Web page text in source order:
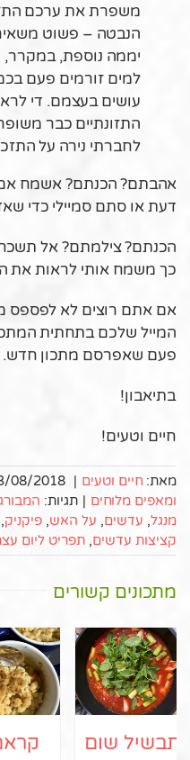
משפרת את ערכם
הנבטה – פשוט
יממה נוספת,
למים זורמים פעם
עושים בעצמם. די
התזונתיים כבר
לחברתי נירה על
אהבתם? הכנתם? אשמח אם
דעת או סתם סמיילי כדי
הכנתם? צילמתם? אל
כך משמח אותי לראות את
אם אתם רוצים לא לפספס
המייל שלכם בתחתית
פעם שאפרסם מתכון חדש.
בתיאבון!
חיים וטעים!
מאת: חיים וטעים |
08/2018
ומאפים מלוחים | תגיות:
מנגל, עדשים, על האש, פיקניק,
קציצות עדשים, תפריט ליום
מתכונים קשורים
תבשיל שום